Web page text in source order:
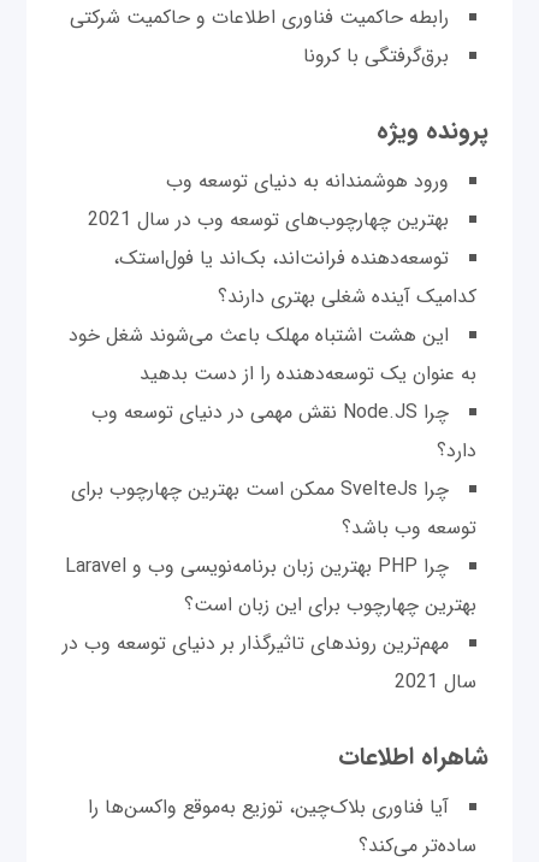
رابطه حاکمیت فناوری اطلاعات و حاکمیت شرکتی
برق‌گرفتگی با کرونا
پرونده ویژه
ورود هوشمندانه به دنیای توسعه وب
بهترین چهارچوب‌های توسعه وب در سال 2021
توسعه‌دهنده فرانت‌اند، بک‌اند یا فول‌استک،
کدامیک آینده شغلی بهتری دارند؟
این ‌هشت اشتباه مهلک باعث می‌شوند شغل خود
به عنوان یک توسعه‌دهنده را از دست بدهید
چرا Node.JS نقش مهمی در دنیای توسعه وب
دارد؟
چرا SvelteJs ممکن است بهترین چهارچوب برای
توسعه وب باشد؟
‌چرا PHP بهترین زبان برنامه‌نویسی وب و Laravel
بهترین چهارچوب برای این زبان است؟
مهم‌ترین روندهای تاثیرگذار بر دنیای توسعه وب در
سال 2021
شاهراه اطلاعات
آیا فناوری بلاک‌چین، توزیع به‌موقع واکسن‌ها را
ساده‌تر می‌کند؟